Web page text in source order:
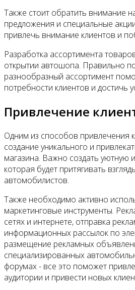
Также стоит обратить внимание
предложения и специальные
привлечь внимание клиентов и
Разработка ассортимента
открытии автошопа. Правильно
разнообразный ассортимент
потребности клиентов и достичь
Привлечение
Одним из способов привлечения
создание уникального и
магазина. Важно создать уютную
которая будет притягивать
автомобилистов.
Также необходимо активно
маркетинговые инструменты.
сетях и интернете, отправка
информационных рассылок по
размещение рекламных
специализированных
форумах - все это поможет
аудитории и привести новых